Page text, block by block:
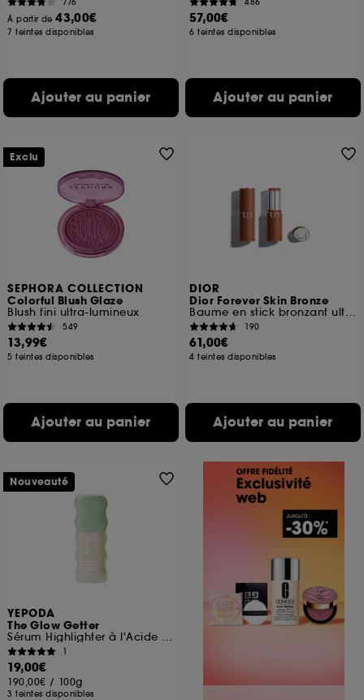
À partir de43,00€
7 teintes disponibles
Ajouter au panier
57,00€
6 teintes disponibles
Ajouter au panier
SEPHORA COLLECTION
Colorful Blush Glaze
Blush fini ultra-lumineux
549
13,99€
5 teintes disponibles
Ajouter au panier
Exclu
DIOR
Dior Forever Skin Bronze
Baume en stick bronzant ultra-fondant
190
61,00€
4 teintes disponibles
Ajouter au panier
YEPODA
The Glow Getter
Sérum Highlighter à l'Acide Polyglutamique Boosteur d'Éclat
1
19,00€
190,00€ / 100g
3 teintes disponibles
Nouveauté